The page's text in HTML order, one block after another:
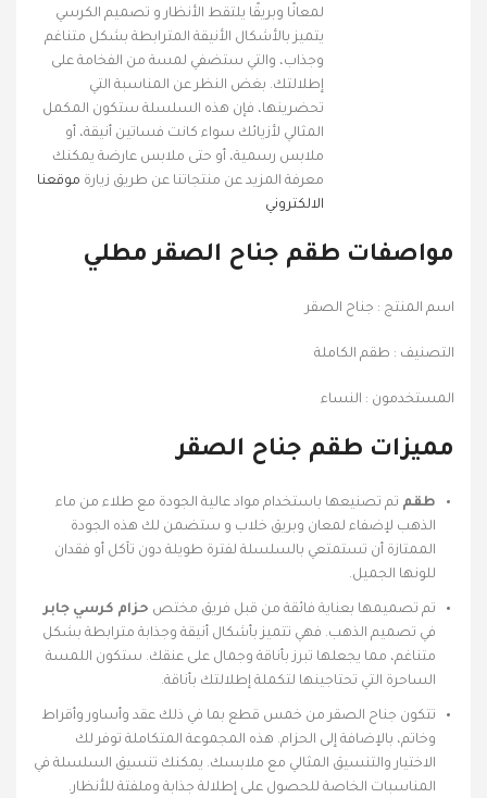
لمعانًا وبريقًا يلتقط الأنظار و تصميم الكرسي
يتميز بالأشكال الأنيقة المترابطة بشكل متناغم
وجذاب، والتي ستضفي لمسة من الفخامة على
إطلالتك. بغض النظر عن المناسبة التي
تحضرينها، فإن هذه السلسلة ستكون المكمل
المثالي لأزيائك سواء كانت فساتين أنيقة، أو
ملابس رسمية، أو حتى ملابس عارضة يمكنك
معرفة المزيد عن منتجاتنا عن طريق زيارة موقعنا
الالكتروني
مواصفات طقم جناح الصقر مطلي
اسم المنتج : جناح الصقر
التصنيف : طقم الكاملة
المستخدمون : النساء
مميزات طقم جناح الصقر
طقم تم تصنيعها باستخدام مواد عالية الجودة مع طلاء من ماء
الذهب لإضفاء لمعان وبريق خلاب و ستضمن لك هذه الجودة
الممتازة أن تستمتعي بالسلسلة لفترة طويلة دون تآكل أو فقدان
للونها الجميل.
تم تصميمها بعناية فائقة من قبل فريق مختص حزام كرسي جابر
في تصميم الذهب. فهي تتميز بأشكال أنيقة وجذابة مترابطة بشكل
متناغم، مما يجعلها تبرز بأناقة وجمال على عنقك. ستكون اللمسة
الساحرة التي تحتاجينها لتكملة إطلالتك بأناقة.
تتكون جناح الصقر من خمس قطع بما في ذلك عقد وأساور وأقراط
وخاتم، بالإضافة إلى الحزام. هذه المجموعة المتكاملة توفر لك
الاختيار والتنسيق المثالي مع ملابسك. يمكنك تنسيق السلسلة في
المناسبات الخاصة للحصول على إطلالة جذابة وملفتة للأنظار.